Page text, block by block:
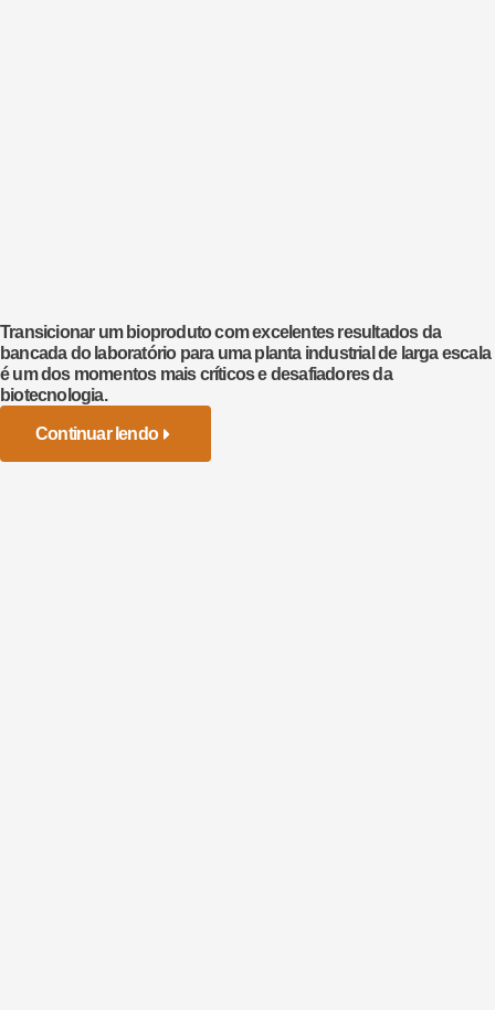
Transicionar um bioproduto com excelentes resultados da
bancada do laboratório para uma planta industrial de larga escala
é um dos momentos mais críticos e desafiadores da
biotecnologia.
Continuar lendo